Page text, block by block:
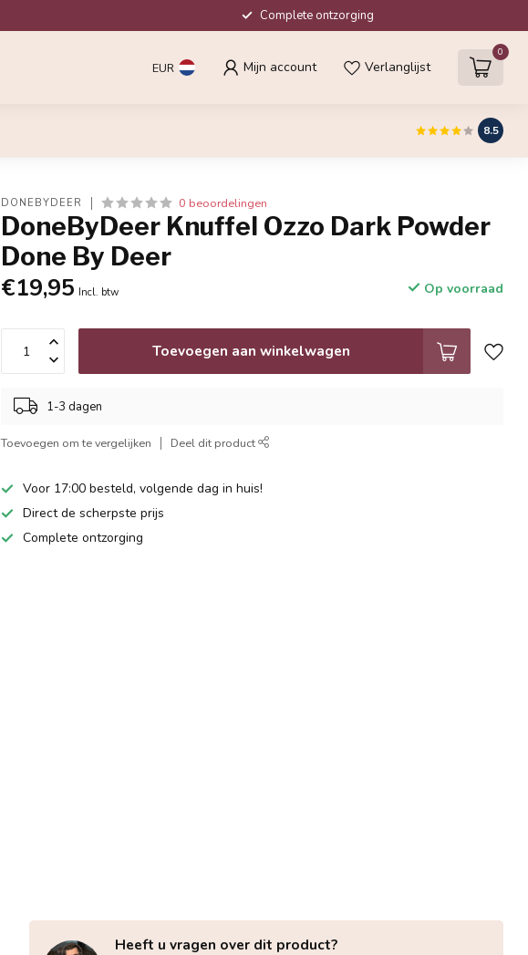
Complete ontzorging
EUR Mijn account Verlanglijst
0
8.5
DONEBYDEER 0 beoordelingen
DoneByDeer Knuffel Ozzo Dark Powder
Done By Deer
€19,95 Incl. btw Op voorraad
Toevoegen aan winkelwagen
1-3 dagen
Toevoegen om te vergelijken Deel dit product
Voor 17:00 besteld, volgende dag in huis!
Direct de scherpste prijs
Complete ontzorging
Heeft u vragen over dit product?